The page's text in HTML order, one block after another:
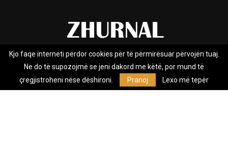
Rreth nesh Impresumi Marketing
Privacy Policy
Zhurnal.mk është Agjenci e Lajmeve e pavarur, e themeluar në vitin
Kjo faqe interneti përdor cookies për të përmirësuar përvojën tuaj.
Ne do të supozojmë se jeni dakord me këtë, por mund të
çregjistroheni nëse dëshironi.
Pranoj Lexo më tepër